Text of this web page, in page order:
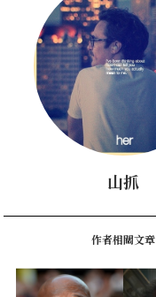
山抓
作者相關文章